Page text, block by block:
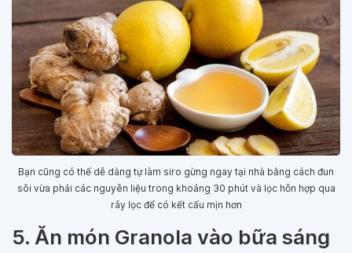
Bạn cũng có thể dễ dàng tự làm siro gừng ngay tại nhà bằng cách đun
sôi vừa phải các nguyên liệu trong khoảng 30 phút và lọc hỗn hợp qua
rây lọc để có kết cấu mịn hơn
5. Ăn món Granola vào bữa sáng